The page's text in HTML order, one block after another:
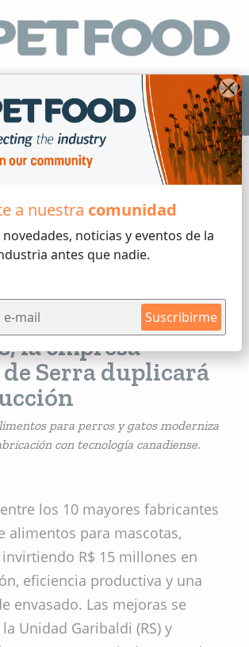
a nuestra comunidad
noticias y eventos de la
antes que nadie.
Suscribirme
ES
2024
de R$ 15
la empresa
Serra duplicará
para perros y gatos moderniza
con tecnología canadiense.
los 10 mayores fabricantes
alimentos para mascotas,
invirtiendo R$ 15 millones en
eficiencia productiva y una
envasado. Las mejoras se
Unidad Garibaldi (RS) y